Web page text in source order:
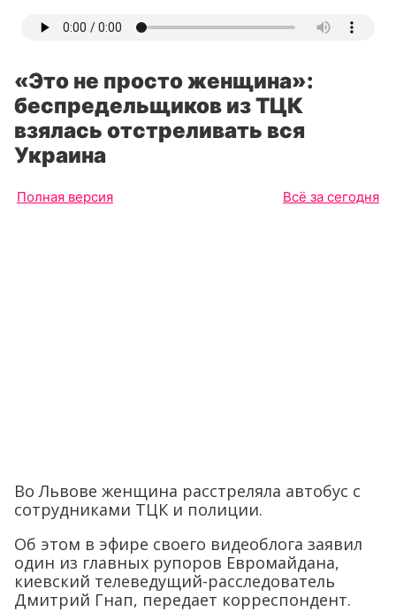
«Это не просто женщина»:
беспредельщиков из ТЦК
взялась отстреливать вся
Украина
Полная версия Всё за сегодня
Во Львове женщина расстреляла автобус с
сотрудниками ТЦК и полиции.
Об этом в эфире своего видеоблога заявил
один из главных рупоров Евромайдана,
киевский телеведущий-расследователь
Дмитрий Гнап, передает корреспондент.